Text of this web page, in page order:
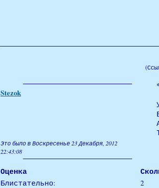
Stezok
Это было в Воскресенье 23 Декабря, 2012
22:43:08
Оценка
Блистательно:
2